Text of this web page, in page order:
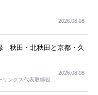
2026.08.08
秋田・北秋田と京都・久
ンクス代表取締役社
2026.08.08